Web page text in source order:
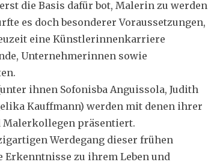
die Basis dafür bot, Malerin zu werden
es doch besonderer Voraussetzungen,
eine Künstlerinnenkarriere
Unternehmerinnen sowie
ihnen Sofonisba Anguissola, Judith
Kauffmann) werden mit denen ihrer
Malerkollegen präsentiert.
Werdegang dieser frühen
zu ihrem Leben und